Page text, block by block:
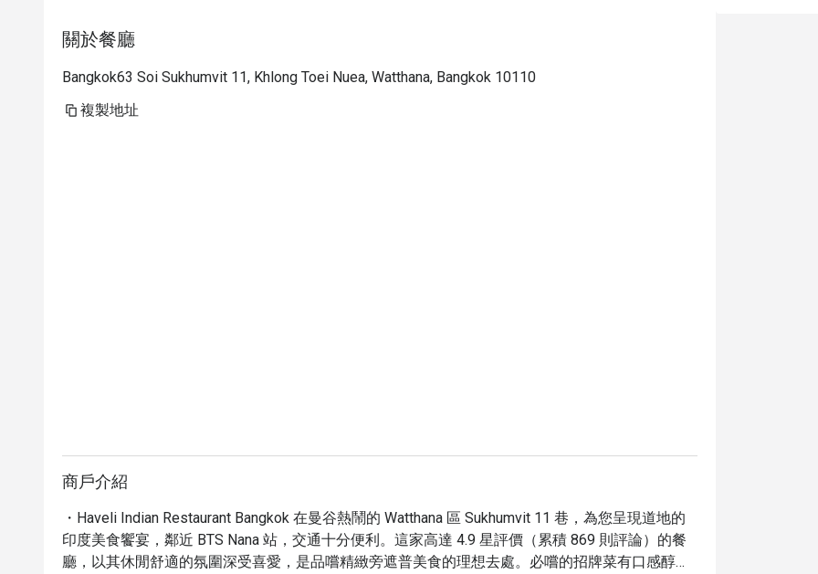
關於餐廳
Bangkok63 Soi Sukhumvit 11, Khlong Toei Nuea, Watthana, Bangkok 10110
複製地址
商戶介紹
・Haveli Indian Restaurant Bangkok 在曼谷熱鬧的 Watthana 區 Sukhumvit 11 巷，為您呈現道地的
印度美食饗宴，鄰近 BTS Nana 站，交通十分便利。這家高達 4.9 星評價（累積 869 則評論）的餐
廳，以其休閒舒適的氛圍深受喜愛，是品嚐精緻旁遮普美食的理想去處。必嚐的招牌菜有口感醇厚